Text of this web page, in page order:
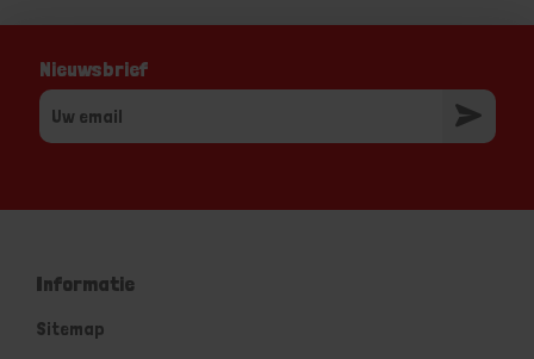
Nieuwsbrief
Informatie
Sitemap